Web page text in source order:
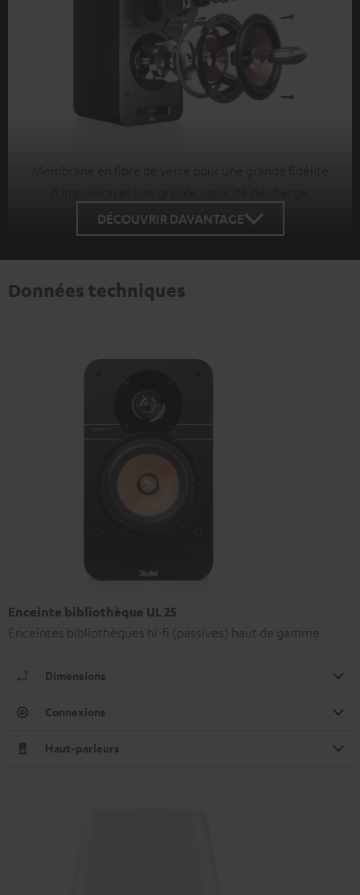
DÉCOUVRIR DAVANTAGE
Données techniques
Enceinte bibliothèque UL 25
Enceintes bibliothèques hi-fi (passives) haut de gamme
Dimensions
Connexions
Haut-parleurs